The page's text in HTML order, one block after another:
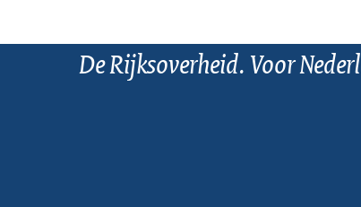
De Rijksoverheid. Voor